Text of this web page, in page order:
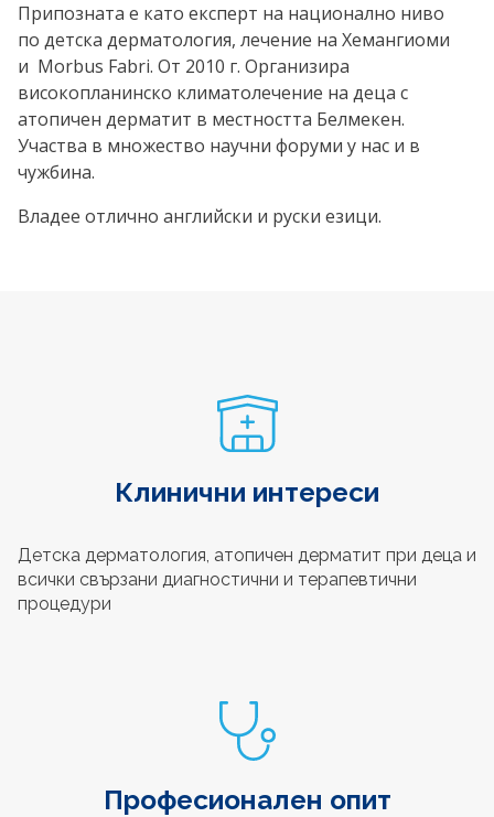
Припозната е като експерт на национално ниво
по детска дерматология, лечение на Хемангиоми
и Morbus Fabri. От 2010 г. Организира
високопланинско климатолечение на деца с
атопичен дерматит в местността Белмекен.
Участва в множество научни форуми у нас и в
чужбина.
Владее отлично английски и руски езици.
Клинични интереси
Детска дерматология, атопичен дерматит при деца и
всички свързани диагностични и терапевтични
процедури
Професионален опит